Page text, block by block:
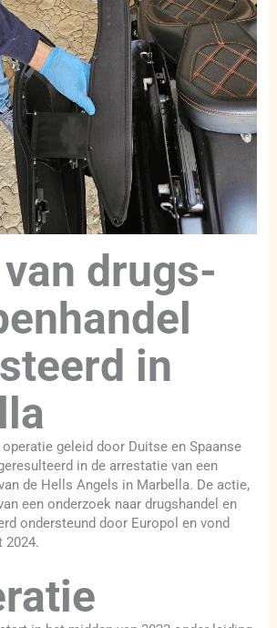
drugs-
in
geleid door Duitse en Spaanse
in de arrestatie van een
de Hells Angels in Marbella. De actie,
een onderzoek naar drugshandel en
ondersteund door Europol en vond
2024.